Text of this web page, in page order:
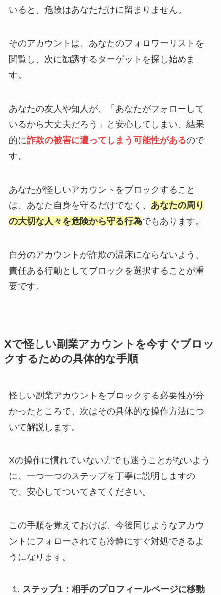
いると、危険はあなただけに留まりません。
そのアカウントは、あなたのフォロワーリストを
閲覧し、次に勧誘するターゲットを探し始めま
す。
あなたの友人や知人が、「あなたがフォローして
いるから大丈夫だろう」と安心してしまい、結果
的に詐欺の被害に遭ってしまう可能性があるので
す。
あなたが怪しいアカウントをブロックすること
は、あなた自身を守るだけでなく、 あなたの周り
の大切な人々を危険から守る行為でもあります。
自分のアカウントが詐欺の温床にならないよう、
責任ある行動としてブロックを選択することが重
要です。
Xで怪しい副業アカウントを今すぐブロッ
クするための具体的な手順
怪しい副業アカウントをブロックする必要性が分
かったところで、次はその具体的な操作方法につ
いて解説します。
Xの操作に慣れていない方でも迷うことがないよう
に、一つ一つのステップを丁寧に説明しますの
で、安心してついてきてください。
この手順を覚えておけば、今後同じようなアカウ
ントにフォローされても冷静にすぐ対処できるよ
うになります。
ステップ1：相手のプロフィールページに移動